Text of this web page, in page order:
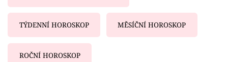
TÝDENNÍ HOROSKOP MĚSÍČNÍ HOROSKOP
ROČNÍ HOROSKOP